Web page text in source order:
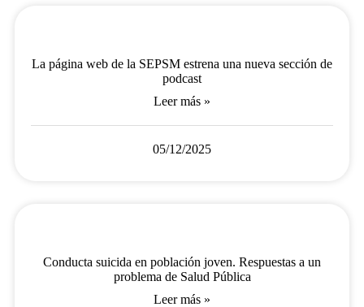
La página web de la SEPSM estrena una nueva sección de
podcast
Leer más »
05/12/2025
Conducta suicida en población joven. Respuestas a un
problema de Salud Pública
Leer más »